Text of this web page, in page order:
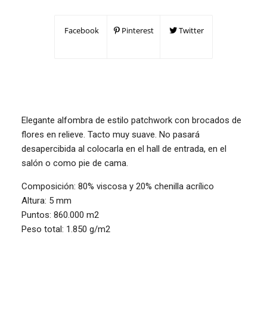
Facebook Pinterest Twitter
Elegante alfombra de estilo patchwork con brocados de
flores en relieve. Tacto muy suave. No pasará
desapercibida al colocarla en el hall de entrada, en el
salón o como pie de cama.
Composición: 80% viscosa y 20% chenilla acrílico
Altura: 5 mm
Puntos: 860.000 m2
Peso total: 1.850 g/m2